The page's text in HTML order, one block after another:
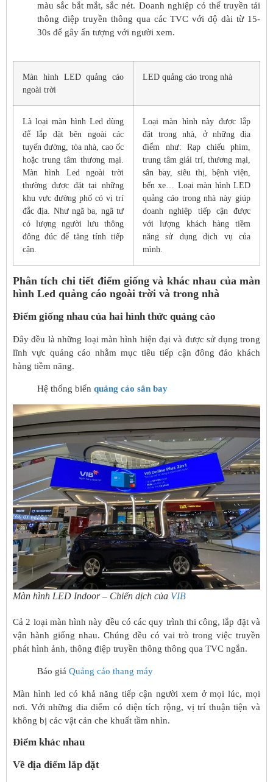
màu sắc bắt mắt, sắc nét. Doanh nghiệp có thể truyền tải
thông điệp truyền thông qua các TVC với độ dài từ 15-
30s để gây ấn tượng với người xem.
Màn hình LED quảng cáo
ngoài trời
LED quảng cáo trong nhà
Là loại màn hình Led dùng
để lắp đặt bên ngoài các
tuyến đường, tòa nhà, cao ốc
hoặc trung tâm thương mại.
Màn hình Led ngoài trời
thường được đặt tại những
khu vực đường phố có vị trí
đắc địa. Như ngã ba, ngã tư
có lượng người lưu thông
đông đúc để tăng tính tiếp
cận.
Loại màn hình này được lắp
đặt trong nhà, ở những địa
điểm như: Rạp chiếu phim,
trung tâm giải trí, thương mại,
sân bay, siêu thị, bệnh viện,
bến xe… Loại màn hình LED
quảng cáo trong nhà này giúp
doanh nghiệp tiếp cận được
với lượng khách hàng tiềm
năng sử dụng dịch vụ của
mình.
Phân tích chi tiết điểm giống và khác nhau của màn
hình Led quảng cáo ngoài trời và trong nhà
Điểm giống nhau của hai hình thức quảng cáo
Đây đều là những loại màn hình hiện đại và được sử dụng trong
lĩnh vực quảng cáo nhằm mục tiêu tiếp cận đông đảo khách
hàng tiềm năng.
Hệ thống biển quảng cáo sân bay
Màn hình LED Indoor – Chiến dịch của VIB
Cả 2 loại màn hình này đều có các quy trình thi công, lắp đặt và
vận hành giống nhau. Chúng đều có vai trò trong việc truyền
phát hình ảnh, thông điệp truyền thông thông qua TVC ngắn.
Báo giá Quảng cáo thang máy
Màn hình led có khả năng tiếp cận người xem ở mọi lúc, mọi
nơi. Với những đia điểm có diện tích rộng, vị trí thuận tiện và
không bị các vật cản che khuất tầm nhìn.
Điểm khác nhau
Về địa điểm lắp đặt